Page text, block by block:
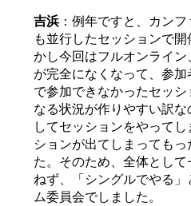
吉浜：例年ですと、カン
も並行したセッションで
かし今回はフルオンライ
が完全になくなって、参
で参加できなかったセッシ
なる状況が作りやすい訳
してセッションをやって
ションが出てしまっても
た。そのため、全体とし
ねず、「シングルでやる
ム委員会でしました。